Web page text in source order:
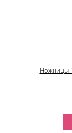
Ножницы